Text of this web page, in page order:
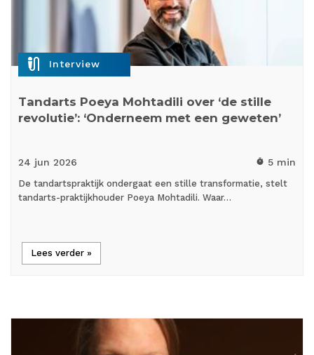
mic_external_on Interview
Tandarts Poeya Mohtadili over ‘de stille
revolutie’: ‘Onderneem met een geweten’
24 jun 2026 timer 5 min
De tandartspraktijk ondergaat een stille transformatie, stelt
tandarts-praktijkhouder Poeya Mohtadili. Waar…
Lees verder »